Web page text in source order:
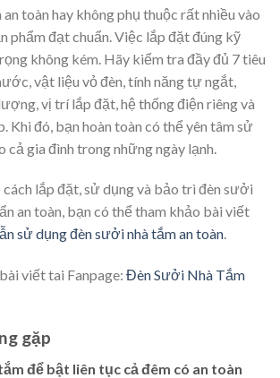
toàn hay không phụ thuộc rất nhiều vào
phẩm đạt chuẩn. Việc lắp đặt đúng kỹ
không kém. Hãy kiểm tra đầy đủ 7 tiêu
vật liệu vỏ đèn, tính năng tự ngắt,
vị trí lắp đặt, hệ thống điện riêng và
Khi đó, bạn hoàn toàn có thể yên tâm sử
cả gia đình trong những ngày lạnh.
lắp đặt, sử dụng và bảo trì đèn sưởi
an toàn, bạn có thể tham khảo bài viết
sử dụng đèn sưởi nhà tắm an toàn.
viết tai Fanpage: Đèn Sưởi Nhà Tắm
gặp
để bật liên tục cả đêm có an toàn